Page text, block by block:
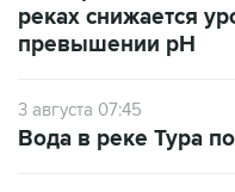
реках снижается
превышении рН
3 августа 07:45
Вода в реке Тура